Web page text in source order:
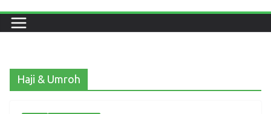
Haji & Umroh